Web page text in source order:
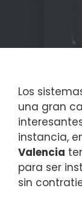
Los
una gran
instancia,
Valencia
para ser
sin